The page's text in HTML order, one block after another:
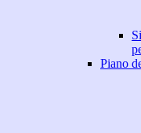
Piano